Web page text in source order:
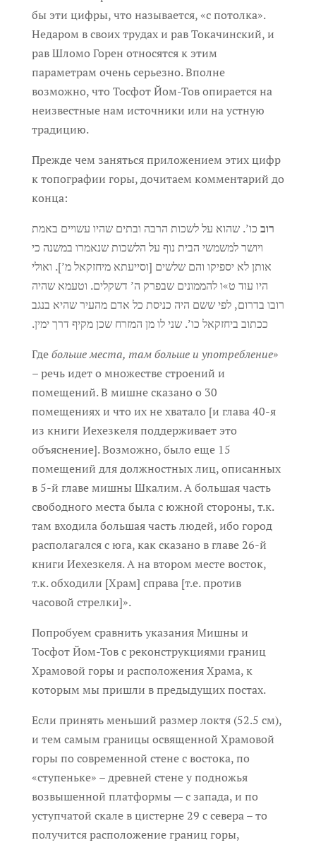
бы эти цифры, что называется, «с потолка».
Недаром в своих трудах и рав Токачинский, и
рав Шломо Горен относятся к этим
параметрам очень серьезно. Вполне
возможно, что Тосфот Йом-Тов опирается на
неизвестные нам источники или на устную
традицию.
Прежде чем заняться приложением этих цифр
к топографии горы, дочитаем комментарий до
конца:
רוב כו’. שהוא על לשכות הרבה ובתים שהיו עשויים באמת
ויושר למשמשי הבית נוף על הלשכות שנאמרו במשנה כי
אותן לא יספיקו והם שלשים [וסייעתא מיחזקאל מ’]. ואולי
היו עוד ט»ו להממונים שבפרק ה’ דשקלים. וטעמא שהיה
רובו בדרום, לפי ששם היה כניסת כל אדם מהעיר שהיא בנגב
ככתוב ביחזקאל כו’. שני לו מן המזרח שכן מקיף דרך ימין.
Гдебольше места, там больше и употребление»
– речь идет о множестве строений и
помещений. В мишне сказано о 30
помещениях и что их не хватало [и глава 40-я
из книги Иехезкеля поддерживает это
объяснение]. Возможно, было еще 15
помещений для должностных лиц, описанных
в 5-й главе мишны Шкалим. А большая часть
свободного места была с южной стороны, т.к.
там входила большая часть людей, ибо город
располагался с юга, как сказано в главе 26-й
книги Иехезкеля. А на втором месте восток,
т.к. обходили [Храм] справа [т.е. против
часовой стрелки]».
Попробуем сравнить указания Мишны и
Тосфот Йом-Тов с реконструкциями границ
Храмовой горы и расположения Храма, к
которым мы пришли в предыдущих постах.
Если принять меньший размер локтя (52.5 см),
и тем самым границы освященной Храмовой
горы по современной стене с востока, по
«ступеньке» – древней стене у подножья
возвышенной платформы — с запада, и по
уступчатой скале в цистерне 29 с севера – то
получится расположение границ горы,